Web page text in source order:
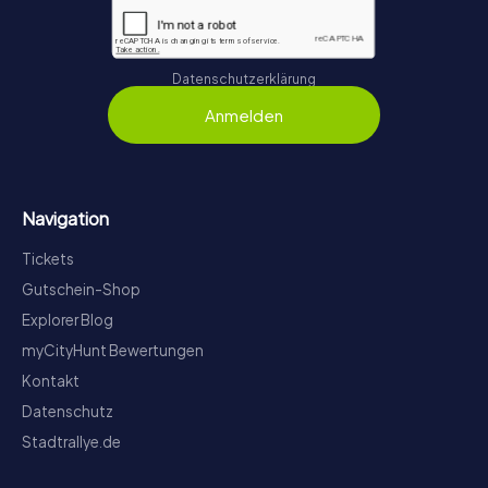
Datenschutzerklärung
Anmelden
Navigation
Tickets
Gutschein-Shop
Explorer Blog
myCityHunt Bewertungen
Kontakt
Datenschutz
Stadtrallye.de